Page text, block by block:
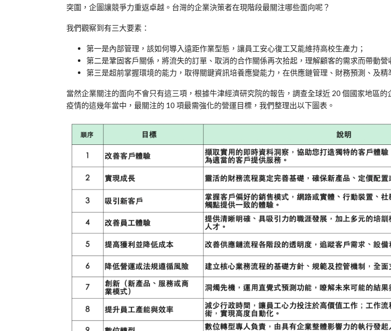
突圍，企圖讓競爭力重返卓越。台灣的企業決策者在現階段最關注哪些面向呢？
我們觀察到有三大要素：
第一是內部管理，該如何導入遠距作業型態，讓員工安心復工又能維持高校生產力；
第二是鞏固客戶關係，將流失的訂單、取消的合作關係再次拾起，理解顧客的需求而帶動營
第三是超前掌握環境的能力，取得關鍵資訊培養應變能力，在供應鏈管理、財務預測、及精
當然企業關注的面向不會只有這三項，根據牛津經濟研究院的報告，調查全球近 20 個國家地區
疫情的這幾年當中，最關注的 10 項最需強化的營運目標，我們整理出以下圖表。